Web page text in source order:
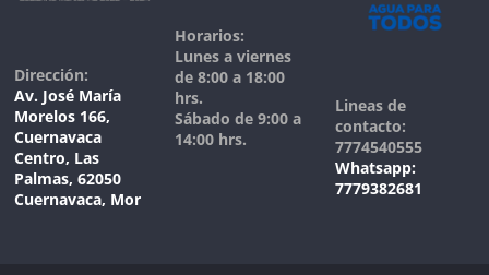
Dirección:
Av. José María
Morelos 166,
Cuernavaca
Centro, Las
Palmas, 62050
Cuernavaca, Mor
Horarios:
Lunes a viernes
de 8:00 a 18:00
hrs.
Sábado de 9:00 a
14:00 hrs.
Lineas de
contacto:
7774540555
Whatsapp:
7779382681